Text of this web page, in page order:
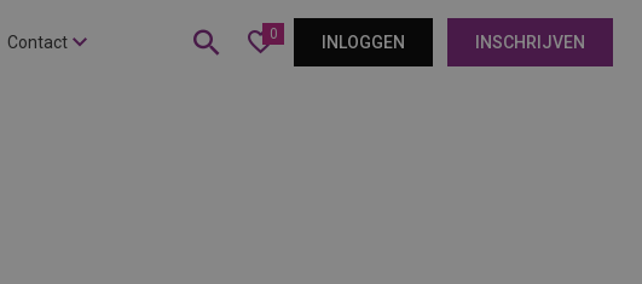
Contact 0 INLOGGEN INSCHRIJVEN